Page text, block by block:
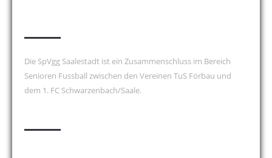
Die SpVgg Saalestadt ist ein Zusammenschluss im Bereich
Senioren Fussball zwischen den Vereinen TuS Förbau und
dem 1. FC Schwarzenbach/Saale.